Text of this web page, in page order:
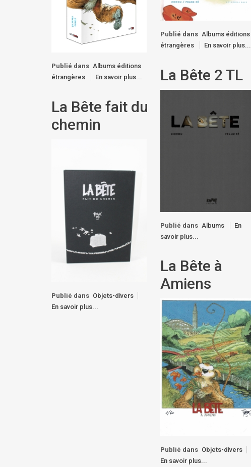
Publié dans Albums éditions
étrangères
En savoir plus...
Publié dans Albums éditions
étrangères
En savoir plus...
La Bête 2 TL
Publié dans Albums
En
savoir plus...
La Bête fait du
chemin
Publié dans Objets-divers
En savoir plus...
La Bête à
Amiens
Publié dans Objets-divers
En savoir plus...